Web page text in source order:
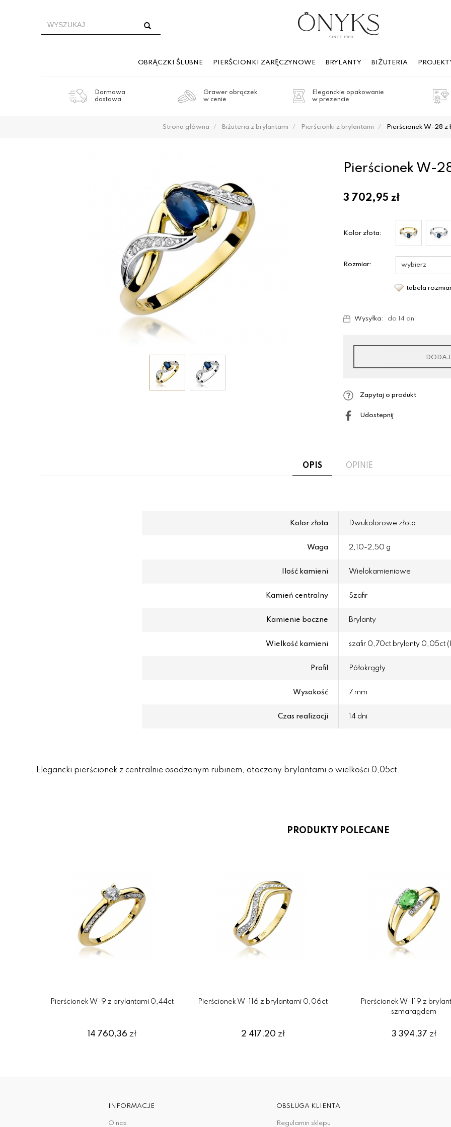
OBRĄCZKI ŚLUBNE PIERŚCIONKI ZARĘCZYNOWE BRYLANTY BIŻUTERIA
Darmowa
dostawa
Grawer obrączek
w cenie
Eleganckie opakowanie
w prezencie
Strona główna Biżuteria z brylantami Pierścionki z brylantami Pierścionek W-28 z
Pierścionek W-
3 702,95 zł
Kolor złota:
Rozmiar:
tabela
Wysyłka: do 14 dni
Zapytaj o produkt
Udostepnij
OPIS OPINIE
Kolor złota Dwukolorowe złoto
Waga 2,10-2,50 g
Ilość kamieni Wielokamieniowe
Kamień centralny Szafir
Kamienie boczne Brylanty
Wielkość kamieni szafir 0,70ct brylanty 0,05ct
Profil Półokrągły
Wysokość 7 mm
Czas realizacji 14 dni
Elegancki pierścionek z centralnie osadzonym rubinem, otoczony brylantami o wielkości 0,05ct.
PRODUKTY POLECANE
Pierścionek W-9 z brylantami 0,44ct
14 760,36 zł
Pierścionek W-116 z brylantami 0,06ct
2 417,20 zł
Pierścionek W-119 z
szmaragdem
3 394,37 zł
INFORMACJE
O nas
OBSŁUGA KLIENTA
Regulamin sklepu